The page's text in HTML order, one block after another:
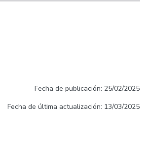
Fecha de publicación: 25/02/2025
Fecha de última actualización: 13/03/2025